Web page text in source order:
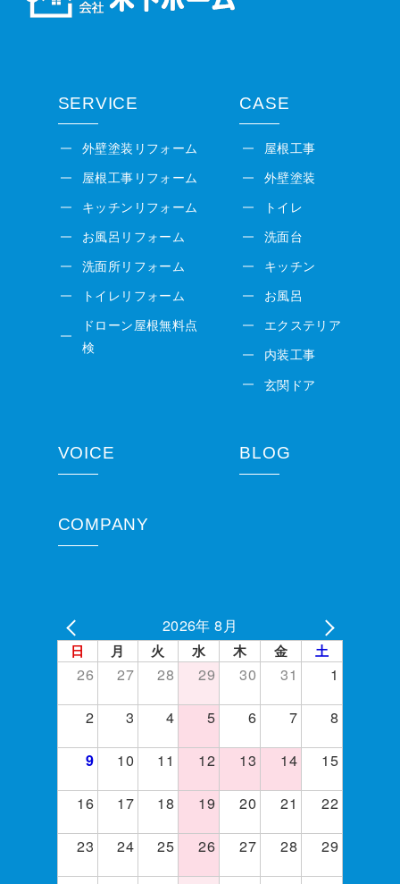
SERVICE
外壁塗装リフォーム
屋根工事リフォーム
キッチンリフォーム
お風呂リフォーム
洗面所リフォーム
トイレリフォーム
ドローン屋根無料点
検
CASE
屋根工事
外壁塗装
トイレ
洗面台
キッチン
お風呂
エクステリア
内装工事
玄関ドア
VOICE BLOG
COMPANY
2026年 8月
日 月 火 水 木 金 土
26 27 28 29 30 31
1
2
3 4 5 6 7 8
9 10 11 12 13 14
15
16
17 18 19 20 21
22
23
24 25 26 27 28
29